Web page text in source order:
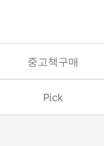
중고책구매
Pick